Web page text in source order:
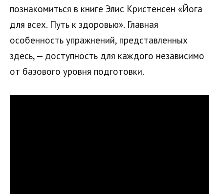
познакомиться в книге Элис Кристенсен «Йога
для всех. Путь к здоровью». Главная
особенность упражнений, представленных
здесь, — доступность для каждого независимо
от базового уровня подготовки.